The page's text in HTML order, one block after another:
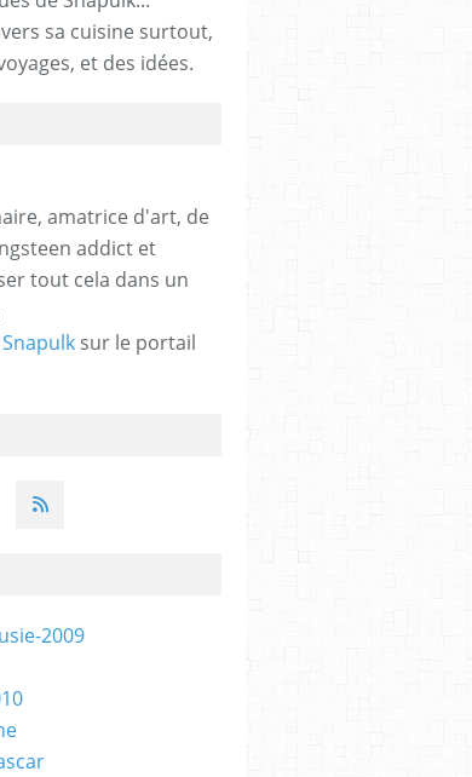
sa cuisine surtout,
et des idées.
amatrice d'art, de
addict et
tout cela dans un
Snapulk sur le portail
2009